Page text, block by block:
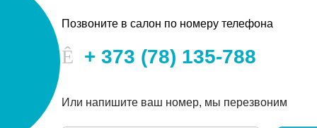
Позвоните в салон по номеру телефона
+ 373 (78) 135-788
Или напишите ваш номер, мы перезвоним